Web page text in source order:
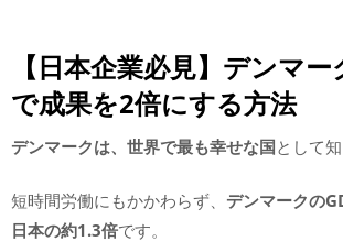
【日本企業必見】デンマ
で成果を2倍にする方法
デンマークは、世界で最も幸せな国として
短時間労働にもかかわらず、 デンマークの
日本の約1.3倍です。